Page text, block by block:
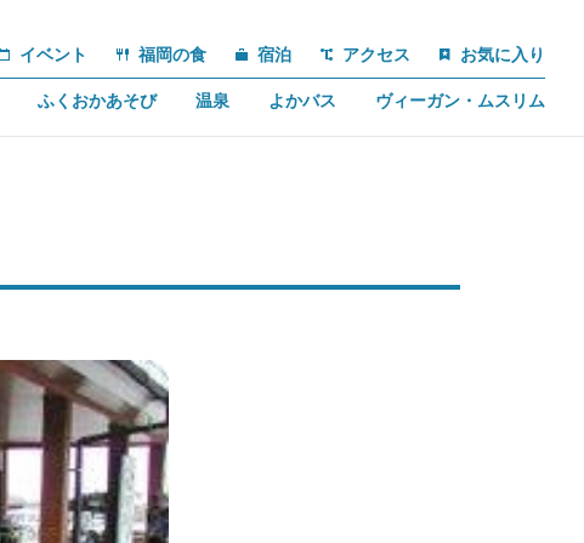
イベント 福岡の食 宿泊 アクセス お気に入り
ふくおかあそび 温泉 よかバス ヴィーガン・ムスリム